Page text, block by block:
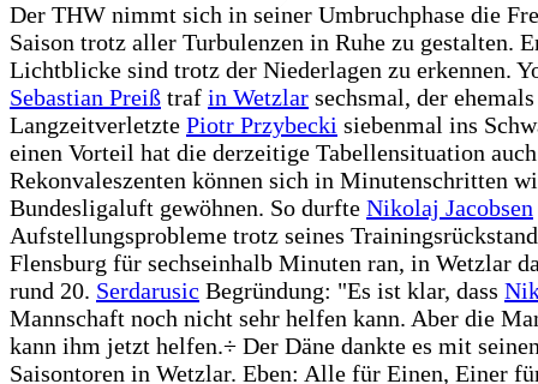
Der THW nimmt sich in seiner Umbruchphase die
Saison trotz aller Turbulenzen in Ruhe zu gestalten.
Lichtblicke sind trotz der Niederlagen zu erkennen.
Sebastian Preiß traf in Wetzlar sechsmal, der ehemals
Langzeitverletzte Piotr Przybecki siebenmal ins
einen Vorteil hat die derzeitige Tabellensituation
Rekonvaleszenten können sich in Minutenschritten
Bundesligaluft gewöhnen. So durfte Nikolaj Jacobsen
Aufstellungsprobleme trotz seines
Flensburg für sechseinhalb Minuten ran, in Wetzlar
rund 20. Serdarusic Begründung: "Es ist klar, dass
Mannschaft noch nicht sehr helfen kann. Aber die
kann ihm jetzt helfen.÷ Der Däne dankte es mit
Saisontoren in Wetzlar. Eben: Alle für Einen, Einer